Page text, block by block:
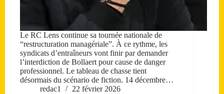
Le RC Lens continue sa tournée nationale de
“restructuration managériale”. À ce rythme, les
syndicats d’entraîneurs vont finir par demander
l’interdiction de Bollaert pour cause de danger
professionnel. Le tableau de chasse tient
désormais du scénario de fiction. 14 décembre…
redac1
22 février 2026